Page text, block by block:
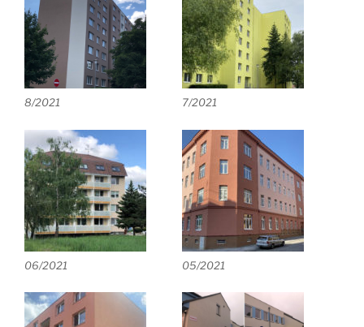
8/2021 7/2021
06/2021 05/2021